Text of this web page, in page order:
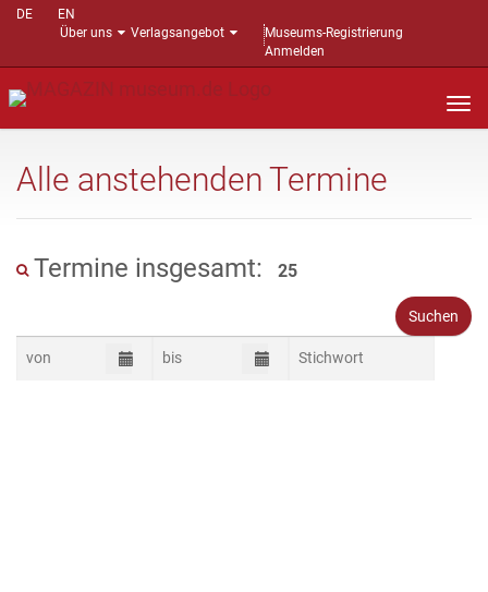
DE
EN
Über uns
Verlagsangebot
Museums-Registrierung
Anmelden
Alle anstehenden Termine
Termine insgesamt: 25